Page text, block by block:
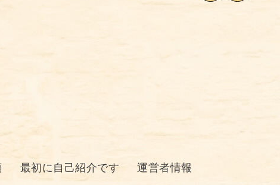
最初に自己紹介です 運営者情報